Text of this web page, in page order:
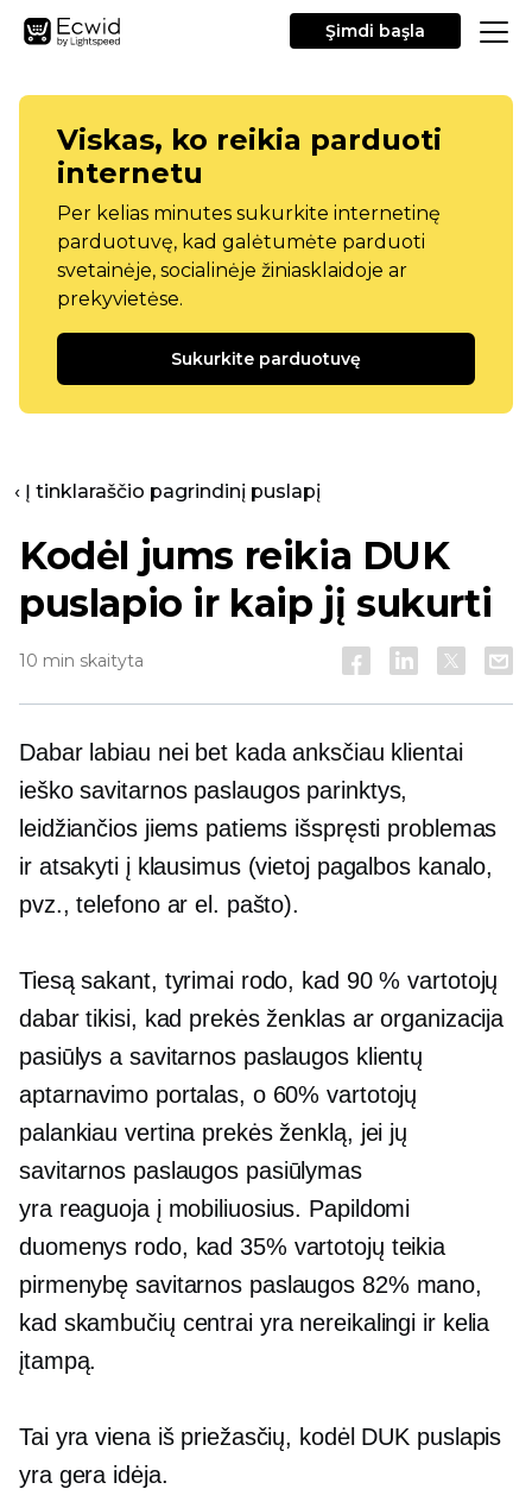
Şimdi başla
Viskas, ko reikia parduoti
internetu
Per kelias minutes sukurkite internetinę
parduotuvę, kad galėtumėte parduoti
svetainėje, socialinėje žiniasklaidoje ar
prekyvietėse.
Sukurkite parduotuvę
‹ Į tinklaraščio pagrindinį puslapį
Kodėl jums reikia DUK
puslapio ir kaip jį sukurti
10 min skaityta
Dabar labiau nei bet kada anksčiau klientai
ieškosavitarnos paslaugosparinktys,
leidžiančios jiems patiems išspręsti problemas
ir atsakyti į klausimus (vietoj pagalbos kanalo,
pvz., telefono ar el. pašto).
Tiesą sakant, tyrimai rodo, kad 90 % vartotojų
dabar tikisi, kad prekės ženklas ar organizacija
pasiūlys a savitarnos paslaugosklientų
aptarnavimo portalas, o 60% vartotojų
palankiau vertina prekės ženklą, jei jų
savitarnos paslaugos pasiūlymas
yra reaguoja į mobiliuosius. Papildomi
duomenys rodo, kad 35% vartotojų teikia
pirmenybęsavitarnos paslaugos 82% mano,
kad skambučių centrai yra nereikalingi ir kelia
įtampą.
Tai yra viena iš priežasčių, kodėl DUK puslapis
yra gera idėja.